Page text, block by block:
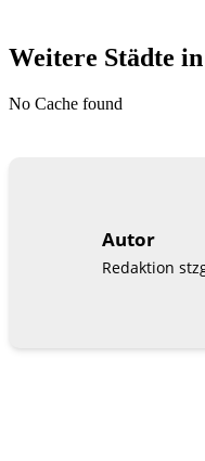
Weitere Städte
No Cache found
Autor
Redaktion